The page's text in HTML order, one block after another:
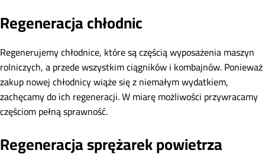
Regeneracja chłodnic
Regenerujemy chłodnice, które są częścią wyposażenia maszyn
rolniczych, a przede wszystkim ciągników i kombajnów. Ponieważ
zakup nowej chłodnicy wiąże się z niemałym wydatkiem,
zachęcamy do ich regeneracji. W miarę możliwości przywracamy
częściom pełną sprawność.
Regeneracja sprężarek powietrza